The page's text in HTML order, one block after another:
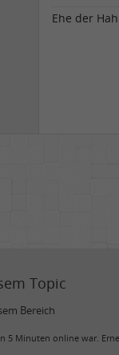
Ehe der
Topic
Bereich
5 Minuten online war.